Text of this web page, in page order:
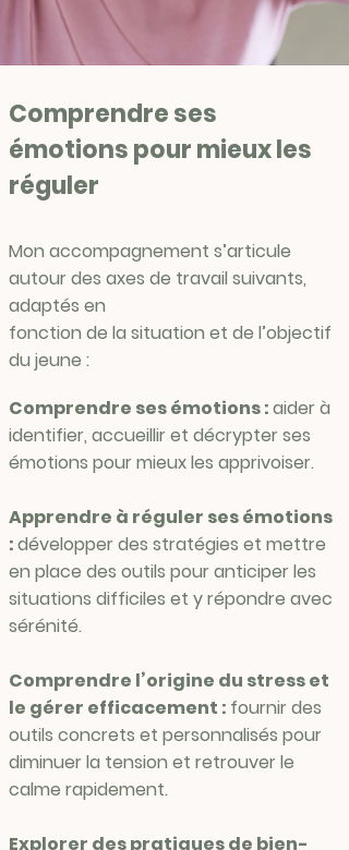
Comprendre ses
émotions pour mieux les
réguler
Mon accompagnement s’articule
autour des axes de travail suivants,
adaptés en
fonction de la situation et de l’objectif
du jeune :
Comprendre ses émotions :aider à
identifier, accueillir et décrypter ses
émotions pour mieux les apprivoiser.
Apprendre à réguler ses émotions
:développer des stratégies et mettre
en place des outils pour anticiper les
situations difficiles et y répondre avec
sérénité.
Comprendre l’origine du stress et
le gérer efficacement : fournir des
outils concrets et personnalisés pour
diminuer la tension et retrouver le
calme rapidement.
Explorer des pratiques de bien-